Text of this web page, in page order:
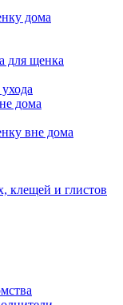
дома
для щенка
дома
вне дома
клещей и глистов